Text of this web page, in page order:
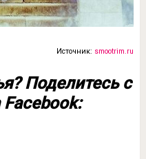
Источник: smootrim.ru
Поделитесь с